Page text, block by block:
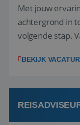
Met jouw
achtergrond in
volgende stap.
wensen van je
klanten te
boeken! ...
BEKIJK